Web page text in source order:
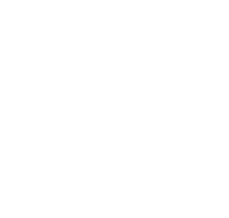
os direitos reservados